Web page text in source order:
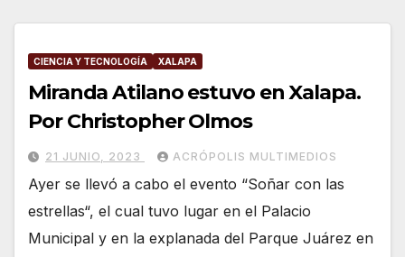
CIENCIA Y TECNOLOGÍA XALAPA
Miranda Atilano estuvo en Xalapa.
Por Christopher Olmos
21 JUNIO, 2023 ACRÓPOLIS MULTIMEDIOS
Ayer se llevó a cabo el evento “Soñar con las
estrellas“, el cual tuvo lugar en el Palacio
Municipal y en la explanada del Parque Juárez en